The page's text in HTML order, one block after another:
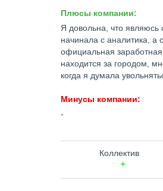
Плюсы компании:
Я довольна, что являюсь
начинала с аналитика, а
официальная
находится за городом,
когда я думала
Минусы компании:
-
Коллектив